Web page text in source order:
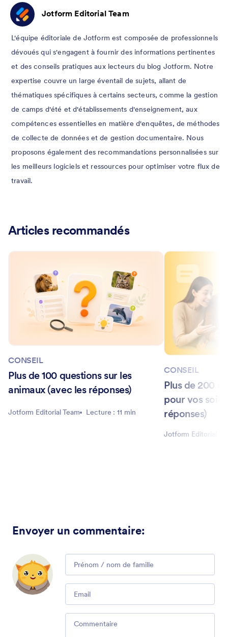
Jotform Editorial Team
L'équipe éditoriale de Jotform est composée de professionnels
dévoués qui s'engagent à fournir des informations pertinentes
et des conseils pratiques aux lecteurs du blog Jotform. Notre
expertise couvre un large éventail de sujets, allant de
thématiques spécifiques à certains secteurs, comme la gestion
de camps d'été et d'établissements d'enseignement, aux
compétences essentielles en matière d'enquêtes, de méthodes
de collecte de données et de gestion documentaire. Nous
proposons également des recommandations personnalisées sur
les meilleurs logiciels et ressources pour optimiser votre flux de
travail.
Articles recommandés
CONSEIL
Plus de 100 questions sur les
animaux (avec les réponses)
Jotform Editorial Team Lecture : 11 min
CONSEIL
Plus de 200
pour vos
réponses)
Jotform Editorial
Envoyer un commentaire:
Comment
Email
Comment